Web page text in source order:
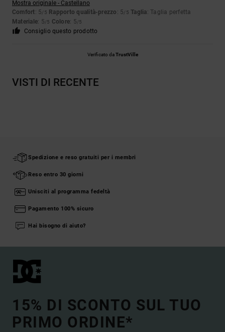
Mostra originale - Castellano
Comfort: 5/5 Rapporto qualità-prezzo : 5/5 Taglia: Taglia perfetta
Materiale: 5/5 Colore: 5/5
Consiglio questo prodotto
Verificato daTrustVille
VISTI DI RECENTE
Spedizione e reso gratuiti per i membri
Reso entro 30 giorni
Unisciti al programma fedeltà
Pagamento 100% sicuro
Hai bisogno di aiuto?
15% DI SCONTO SUL TUO
PRIMO ORDINE*